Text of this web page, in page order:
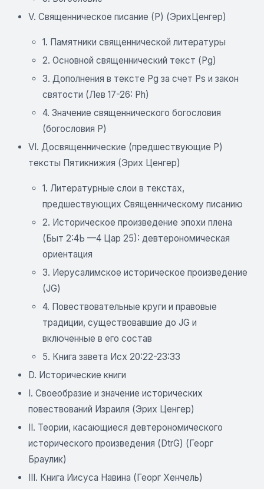
V. Священническое писание (Р) (ЭрихЦенгер)
1. Памятники священнической литературы
2. Основной священнический текст (Pg)
3. Дополнения в тексте Pg за счет Ps и закон
святости (Лев 17-26: Ph)
4. Значение священнического богословия
(богословия Р)
VI. Досвященнические (предшествующие Р)
тексты Пятикнижия (Эрих Ценгер)
1. Литературные слои в текстах,
предшествующих Священническому писанию
2. Историческое произведение эпохи плена
(Быт 2:4Ь —4 Цар 25): девтерономическая
ориентация
3. Иерусалимское историческое произведение
(JG)
4. Повествовательные круги и правовые
традиции, существовавшие до JG и
включенные в его состав
5. Книга завета Исх 20:22-23:33
D. Исторические книги
I. Своеобразие и значение исторических
повествований Израиля (Эрих Ценгер)
II. Теории, касающиеся девтерономического
исторического произведения (DtrG) (Георг
Браулик)
III. Книга Иисуса Навина (Георг Хенчель)